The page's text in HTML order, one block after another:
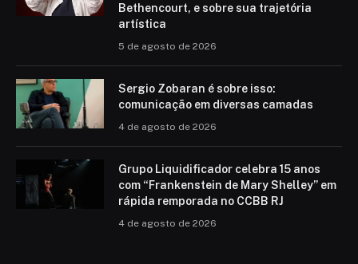
Bethencourt, e sobre sua trajetória
artística
5 de agosto de 2026
Sergio Zobaran é sobre isso:
comunicação em diversas camadas
4 de agosto de 2026
Grupo Liquidificador celebra 15 anos
com “Frankenstein de Mary Shelley” em
rápida remporada no CCBB RJ
4 de agosto de 2026